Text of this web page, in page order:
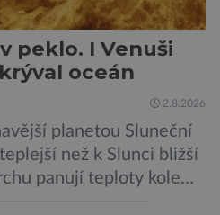
peklo. I Venuši
oceán
2.8.2026
planetou Sluneční
než k Slunci bližší
panují teploty kolem